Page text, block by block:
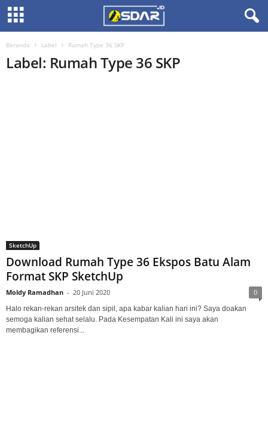
Beranda Label Rumah Type 36 SKP
Label: Rumah Type 36 SKP
SketchUp
Download Rumah Type 36 Ekspos Batu Alam
Format SKP SketchUp
Moldy Ramadhan - 20 Juni 2020 0
Halo rekan-rekan arsitek dan sipil, apa kabar kalian hari ini? Saya doakan
semoga kalian sehat selalu. Pada Kesempatan Kali ini saya akan
membagikan referensi...